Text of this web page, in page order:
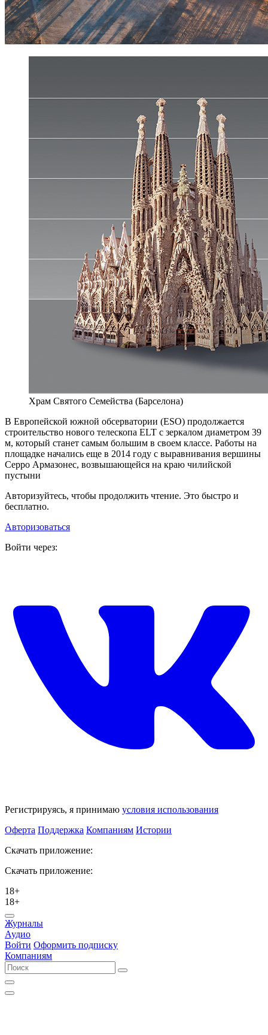
Храм Святого Семейства (Барселона)
В Европейской южной обсерватории (ESO) продолжается
строительство нового телескопа ELT с зеркалом диаметром 39
м, который станет самым большим в своем классе. Работы на
площадке начались еще в 2014 году с выравнивания вершины
Серро Армазонес, возвышающейся на краю чилийской
пустыни
Авторизуйтесь, чтобы продолжить чтение. Это быстро и
бесплатно.
Авторизоваться
Войти через:
Регистрируясь, я принимаю условия использования
Оферта Поддержка Компаниям Истории
Скачать приложение:
Скачать приложение:
18+
18+
Журналы
Аудио
Войти Оформить подписку
Компаниям